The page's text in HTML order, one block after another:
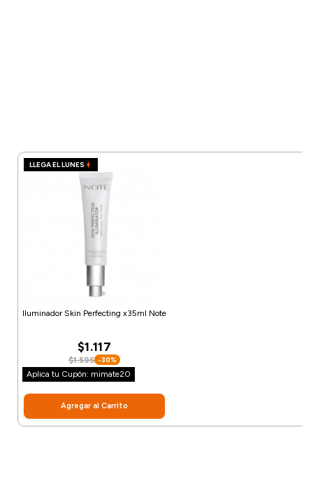
LLEGA EL LUNES
Iluminador Skin Perfecting x35ml Note
$1.117
$1.595 -30%
Aplica tu Cupón: mimate20
Agregar al Carrito